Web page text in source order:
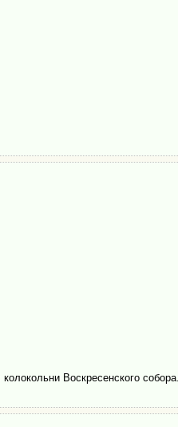
Воскресенского